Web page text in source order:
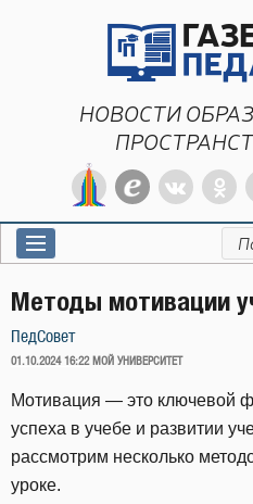
НОВОСТИ
Методы мотивации
ПедСовет
ОПУБЛИКОВАНО
01.10.2024 16:22 МОЙ УНИВЕРСИТЕТ
Мотивация — это ключевой
успеха в учебе и развитии
рассмотрим несколько
уроке.